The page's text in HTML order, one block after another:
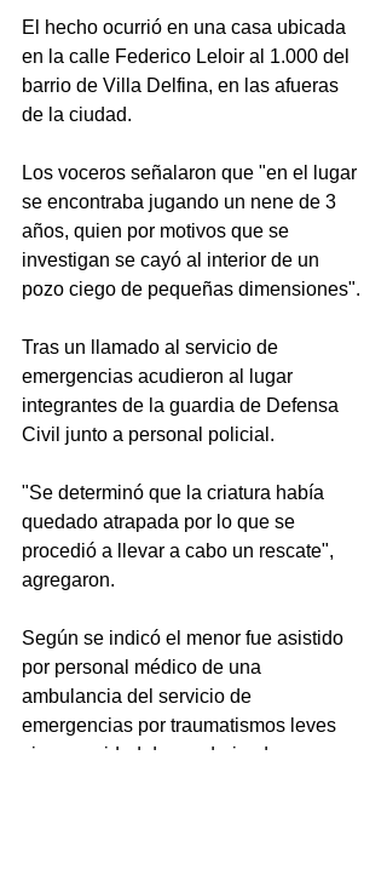
El hecho ocurrió en una casa ubicada
en la calle Federico Leloir al 1.000 del
barrio de Villa Delfina, en las afueras
de la ciudad.
Los voceros señalaron que "en el lugar
se encontraba jugando un nene de 3
años, quien por motivos que se
investigan se cayó al interior de un
pozo ciego de pequeñas dimensiones".
Tras un llamado al servicio de
emergencias acudieron al lugar
integrantes de la guardia de Defensa
Civil junto a personal policial.
"Se determinó que la criatura había
quedado atrapada por lo que se
procedió a llevar a cabo un rescate",
agregaron.
Según se indicó el menor fue asistido
por personal médico de una
ambulancia del servicio de
emergencias por traumatismos leves
sin necesidad de ser derivado a un